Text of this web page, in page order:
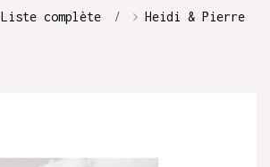
Liste complète Heidi & Pierre